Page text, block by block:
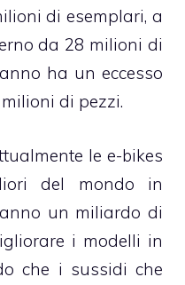
di esemplari, a
da 28 milioni di
ha un eccesso
di pezzi.
le e-bikes
del mondo in
un miliardo di
i modelli in
che i sussidi che